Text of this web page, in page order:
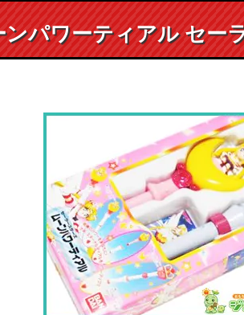
ンパワーティアル セー